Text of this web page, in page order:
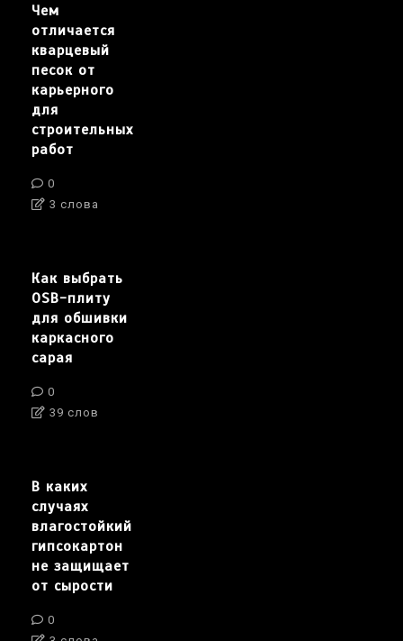
Чем
отличается
кварцевый
песок от
карьерного
для
строительных
работ
0
3 слова
Как выбрать
OSB-плиту
для обшивки
каркасного
сарая
0
39 слов
В каких
случаях
влагостойкий
гипсокартон
не защищает
от сырости
0